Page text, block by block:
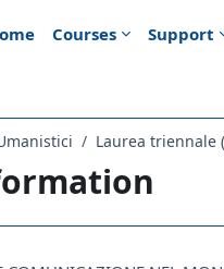
Courses Support
Laurea triennale